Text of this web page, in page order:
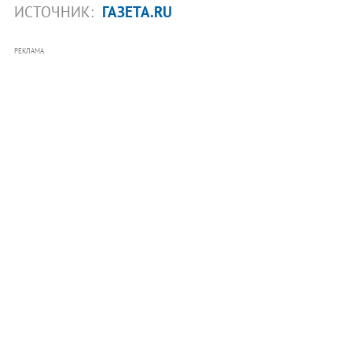
ИСТОЧНИК: ГАЗЕТА.RU
РЕКЛАМА